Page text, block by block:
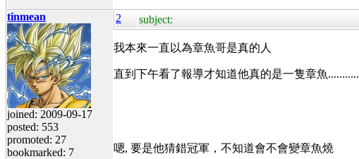
tinmean
joined: 2009-09-17
posted: 553
promoted: 27
bookmarked: 7
2 subject:
我本來一直以為章魚哥是真的人
直到下午看了報導才知道他真的是一隻章魚...........
嗯, 要是他猜錯冠軍，不知道會不會變章魚燒